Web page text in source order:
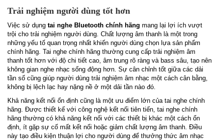
Trải nghiệm người dùng tốt hơn
Việc sử dụng tai nghe Bluetooth chính hãng mang lại lợi ích vượt
trội cho trải nghiệm người dùng. Chất lượng âm thanh là một trong
những yếu tố quan trọng nhất khiến người dùng chọn lựa sản phẩm
chính hãng. Tai nghe chính hãng thường cung cấp trải nghiệm âm
thanh tốt hơn với độ chi tiết cao, âm trung rõ ràng và bass sâu, tạo nên
không gian nghe nhạc sống động hơn. Sự cân chỉnh tốt giữa các dải
tần số cũng giúp người dùng trải nghiệm âm nhạc một cách cân bằng,
không bị lệch lạc hay nặng nề ở một dải tần nào đó.
Khả năng kết nối ổn định cũng là một ưu điểm lớn của tai nghe chính
hãng. Được thiết kế với công nghệ kết nối tiên tiến, tai nghe chính
hãng thường có khả năng kết nối với các thiết bị khác một cách ổn
định, ít gặp sự cố mất kết nối hoặc giảm chất lượng âm thanh. Điều
này tạo điều kiện thuận lợi cho người dùng để thưởng thức âm nhạc